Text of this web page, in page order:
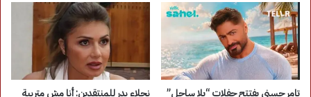
تامر حسني يفتتح حفلات “يلا ساحل”
نجلاء بدر للمنتقدين: أنا مش متربية